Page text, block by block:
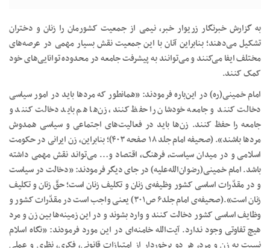
به گزارش خبرنگار زریوار خبر، نیمی از جمعیت کشورمان را زنان و دختران
تشکیل می‌دهند؛ بنابراین آنان با این جمعیت نقش بسیار مهمی در عرصه‌های
مختلف ایفا می‌کنند و می‌توانند به پیشرفت جامعه در محدوده توانایی‌های خود
کمک کنند.
امام خمینی(ره) در این‌باره فرمودند: «همانطور که مردها باید در امور سیاسی
دخالت کنند و جامعه خودشان را حفظ کنند، زن‌ها هم باید دخالت کنند و
جامعه را حفظ کنند. زن‌ها باید در فعالیت‌های اجتماعی و سیاسی همدوش
مردها باشند». (صحیفه‌ امام جلد ۱۸ صفحه ۴۰۳)؛ بنابراین، زن ایرانی در حکومت
اسلامی و در میدان سیاست، فرهنگ، اقتصاد و… می‌تواند نقش مهمی داشته
باشد. امام خمینی(رضوان‌الله‌علیه) در جای دیگر فرمودند: «دخالت در سیاست
و در مقدّرات اساسی کشور وظیفه‌ی زنان و تکلیف زنان است؛ حقّ زنان و تکلیف
زنان است».(صحیفه‌ی امام جلد۶ ص۳۰۱) یعنی واجب است در مقدّرات کشور و
وظایف اساسی کشور دخالت کنند و وارد بشوند و در این زمینه‌ها بین زن و مرد
هیچ تفاوتی وجود ندارد. آیت‌الله خامنه‌ای در این مورد فرمودند: «نگاه اسلام